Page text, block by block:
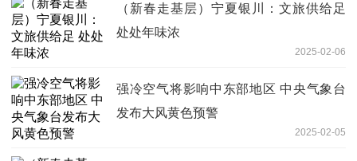
（新春走基层）宁夏银川：文旅供给足
处处年味浓
2025-02-06
强冷空气将影响中东部地区 中央气象台
发布大风黄色预警
2025-02-05